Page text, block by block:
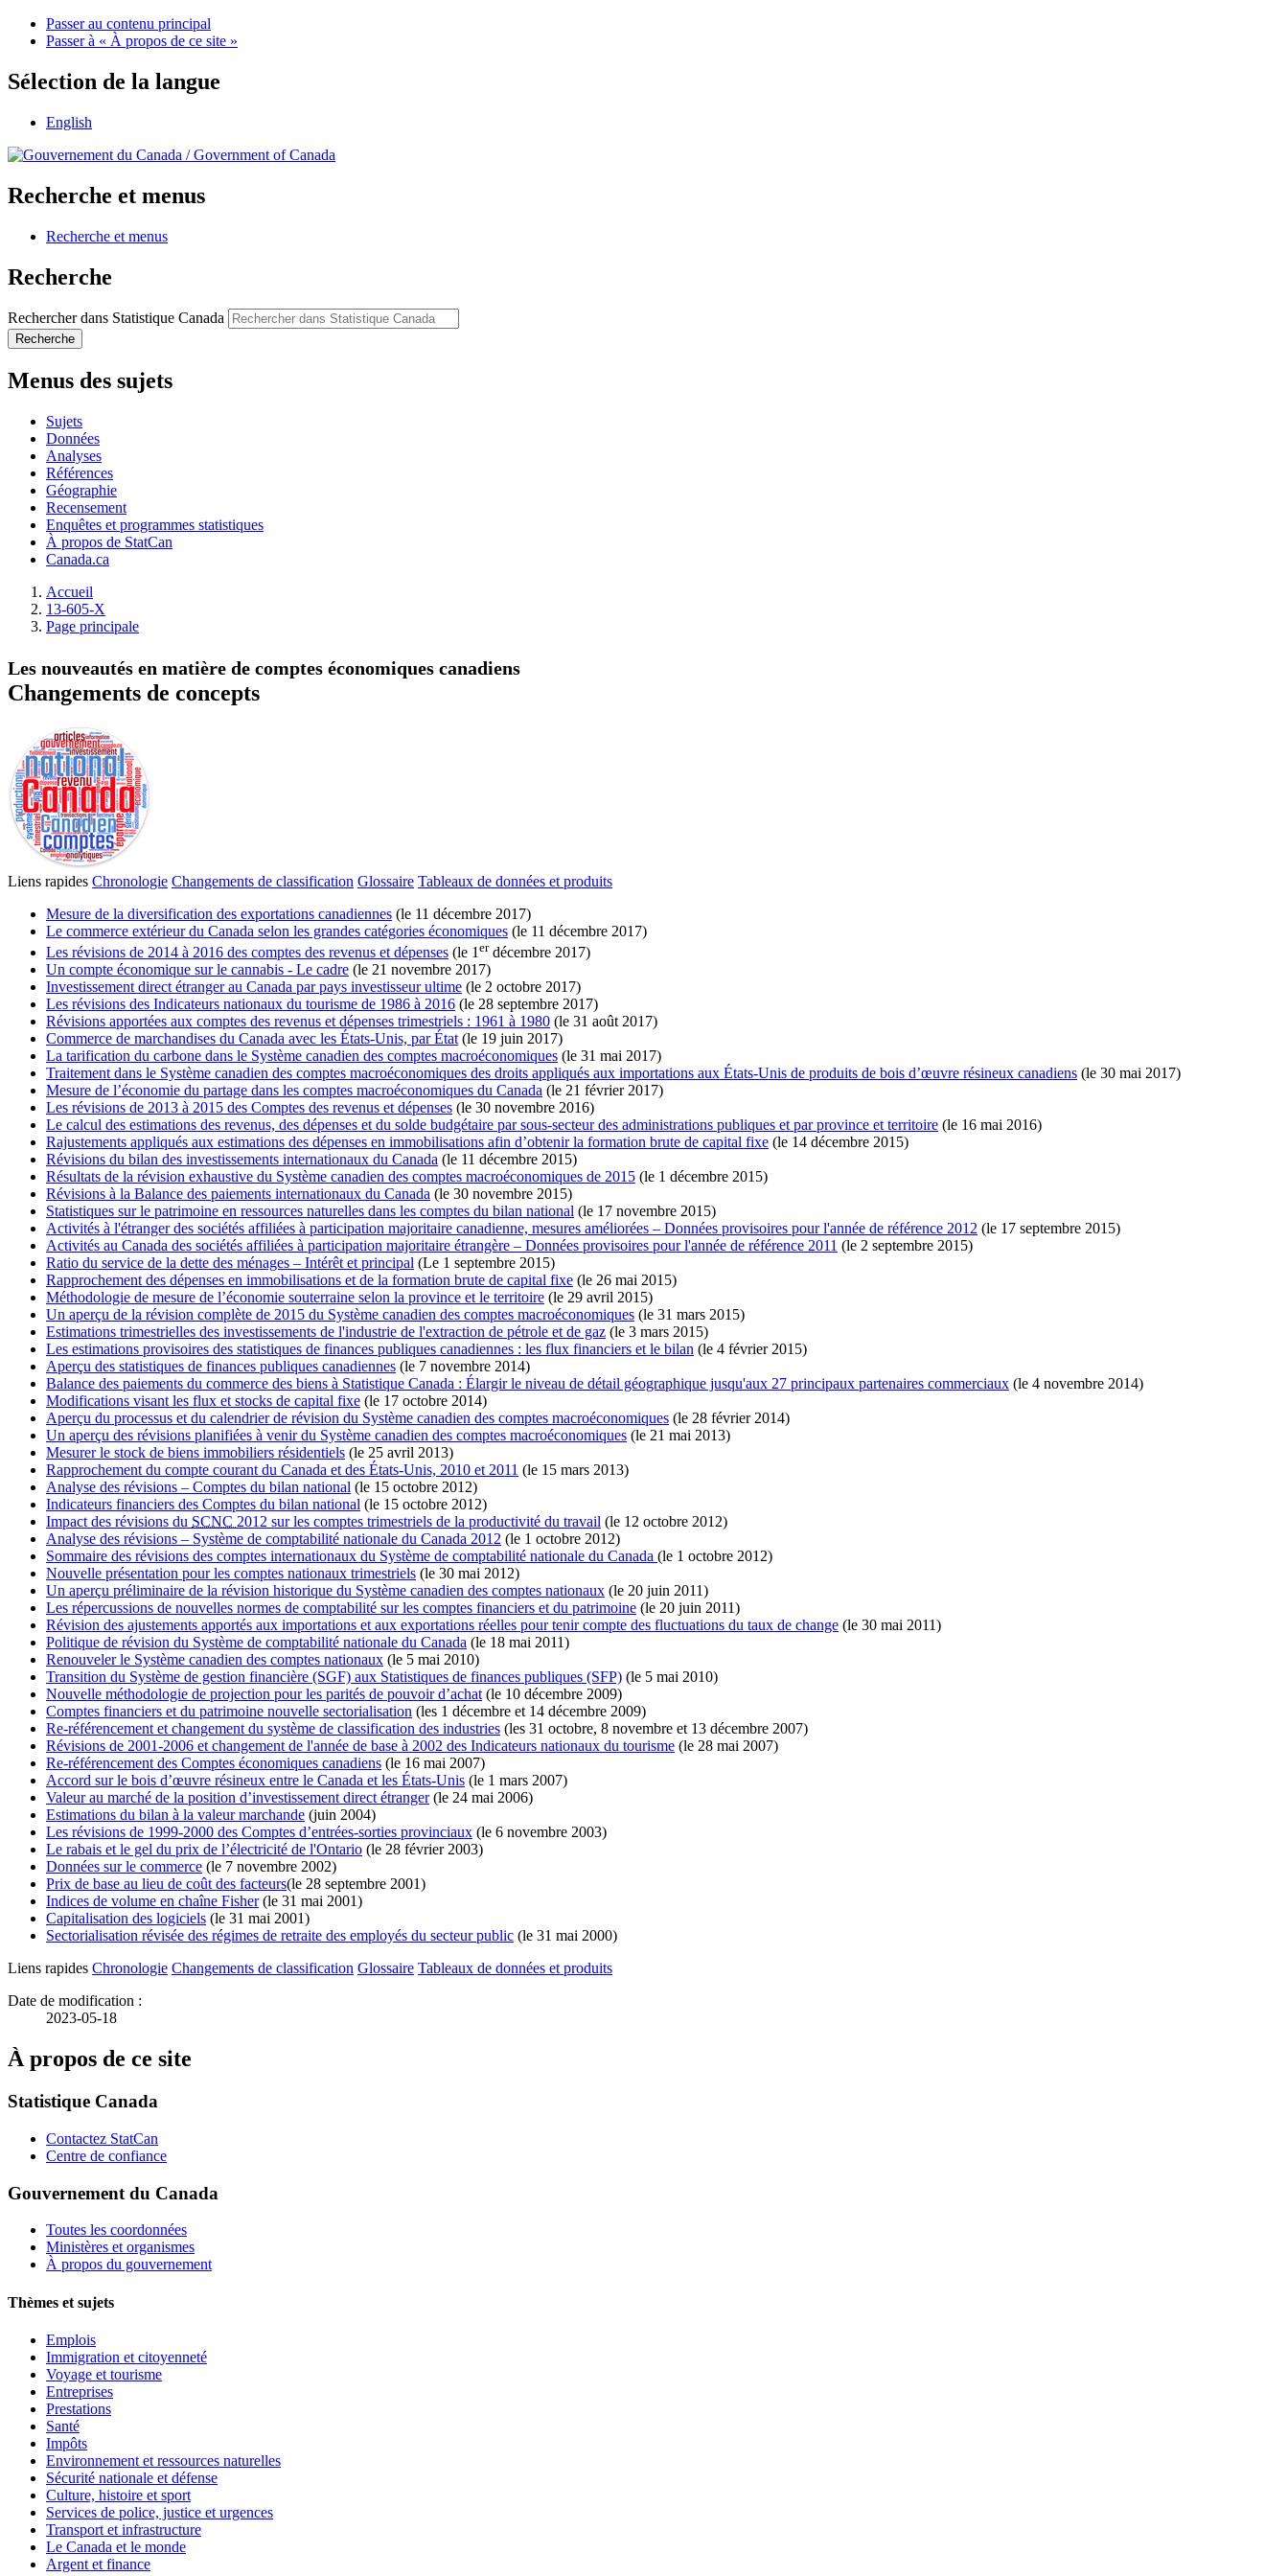
Passer au contenu principal
Passer à « À propos de ce site »
Sélection de la langue
English
/Government of Canada
Recherche et menus
Recherche et menus
Recherche
Rechercher dans Statistique Canada
Recherche
Menus des sujets
Sujets
Données
Analyses
Références
Géographie
Recensement
Enquêtes et programmes statistiques
À propos de StatCan
Canada.ca
Accueil
13-605-X
Page principale
Les nouveautés en matière de comptes économiques canadiens
Changements de concepts
Liens rapides Chronologie Changements de classification Glossaire Tableaux de données et produits
Mesure de la diversification des exportations canadiennes (le 11 décembre 2017)
Le commerce extérieur du Canada selon les grandes catégories économiques (le 11 décembre 2017)
Les révisions de 2014 à 2016 des comptes des revenus et dépenses (le 1 erdécembre 2017)
Un compte économique sur le cannabis - Le cadre (le 21 novembre 2017)
Investissement direct étranger au Canada par pays investisseur ultime (le 2 octobre 2017)
Les révisions des Indicateurs nationaux du tourisme de 1986 à 2016 (le 28 septembre 2017)
Révisions apportées aux comptes des revenus et dépenses trimestriels : 1961 à 1980 (le 31 août 2017)
Commerce de marchandises du Canada avec les États-Unis, par État (le 19 juin 2017)
La tarification du carbone dans le Système canadien des comptes macroéconomiques (le 31 mai 2017)
Traitement dans le Système canadien des comptes macroéconomiques des droits appliqués aux importations aux États-Unis de produits de bois d’œuvre résineux canadiens (le 30 mai 2017)
Mesure de l’économie du partage dans les comptes macroéconomiques du Canada (le 21 février 2017)
Les révisions de 2013 à 2015 des Comptes des revenus et dépenses (le 30 novembre 2016)
Le calcul des estimations des revenus, des dépenses et du solde budgétaire par sous-secteur des administrations publiques et par province et territoire (le 16 mai 2016)
Rajustements appliqués aux estimations des dépenses en immobilisations afin d’obtenir la formation brute de capital fixe (le 14 décembre 2015)
Révisions du bilan des investissements internationaux du Canada (le 11 décembre 2015)
Résultats de la révision exhaustive du Système canadien des comptes macroéconomiques de 2015 (le 1 décembre 2015)
Révisions à la Balance des paiements internationaux du Canada (le 30 novembre 2015)
Statistiques sur le patrimoine en ressources naturelles dans les comptes du bilan national (le 17 novembre 2015)
Activités à l'étranger des sociétés affiliées à participation majoritaire canadienne, mesures améliorées – Données provisoires pour l'année de référence 2012 (le 17 septembre 2015)
Activités au Canada des sociétés affiliées à participation majoritaire étrangère – Données provisoires pour l'année de référence 2011 (le 2 septembre 2015)
Ratio du service de la dette des ménages – Intérêt et principal (Le 1 septembre 2015)
Rapprochement des dépenses en immobilisations et de la formation brute de capital fixe (le 26 mai 2015)
Méthodologie de mesure de l’économie souterraine selon la province et le territoire (le 29 avril 2015)
Un aperçu de la révision complète de 2015 du Système canadien des comptes macroéconomiques (le 31 mars 2015)
Estimations trimestrielles des investissements de l'industrie de l'extraction de pétrole et de gaz (le 3 mars 2015)
Les estimations provisoires des statistiques de finances publiques canadiennes : les flux financiers et le bilan (le 4 février 2015)
Aperçu des statistiques de finances publiques canadiennes (le 7 novembre 2014)
Balance des paiements du commerce des biens à Statistique Canada : Élargir le niveau de détail géographique jusqu'aux 27 principaux partenaires commerciaux (le 4 novembre 2014)
Modifications visant les flux et stocks de capital fixe (le 17 octobre 2014)
Aperçu du processus et du calendrier de révision du Système canadien des comptes macroéconomiques (le 28 février 2014)
Un aperçu des révisions planifiées à venir du Système canadien des comptes macroéconomiques (le 21 mai 2013)
Mesurer le stock de biens immobiliers résidentiels (le 25 avril 2013)
Rapprochement du compte courant du Canada et des États-Unis, 2010 et 2011 (le 15 mars 2013)
Analyse des révisions – Comptes du bilan national (le 15 octobre 2012)
Indicateurs financiers des Comptes du bilan national (le 15 octobre 2012)
Impact des révisions du SCNC 2012 sur les comptes trimestriels de la productivité du travail (le 12 octobre 2012)
Analyse des révisions – Système de comptabilité nationale du Canada 2012 (le 1 octobre 2012)
Sommaire des révisions des comptes internationaux du Système de comptabilité nationale du Canada (le 1 octobre 2012)
Nouvelle présentation pour les comptes nationaux trimestriels (le 30 mai 2012)
Un aperçu préliminaire de la révision historique du Système canadien des comptes nationaux (le 20 juin 2011)
Les répercussions de nouvelles normes de comptabilité sur les comptes financiers et du patrimoine (le 20 juin 2011)
Révision des ajustements apportés aux importations et aux exportations réelles pour tenir compte des fluctuations du taux de change (le 30 mai 2011)
Politique de révision du Système de comptabilité nationale du Canada (le 18 mai 2011)
Renouveler le Système canadien des comptes nationaux (le 5 mai 2010)
Transition du Système de gestion financière (SGF) aux Statistiques de finances publiques (SFP) (le 5 mai 2010)
Nouvelle méthodologie de projection pour les parités de pouvoir d’achat (le 10 décembre 2009)
Comptes financiers et du patrimoine nouvelle sectorialisation (les 1 décembre et 14 décembre 2009)
Re-référencement et changement du système de classification des industries (les 31 octobre, 8 novembre et 13 décembre 2007)
Révisions de 2001-2006 et changement de l'année de base à 2002 des Indicateurs nationaux du tourisme (le 28 mai 2007)
Re-référencement des Comptes économiques canadiens (le 16 mai 2007)
Accord sur le bois d’œuvre résineux entre le Canada et les États-Unis (le 1 mars 2007)
Valeur au marché de la position d’investissement direct étranger(le 24 mai 2006)
Estimations du bilan à la valeur marchande (juin 2004)
Les révisions de 1999-2000 des Comptes d’entrées-sorties provinciaux (le 6 novembre 2003)
Le rabais et le gel du prix de l’électricité de l'Ontario (le 28 février 2003)
Données sur le commerce (le 7 novembre 2002)
Prix de base au lieu de coût des facteurs(le 28 septembre 2001)
Indices de volume en chaîne Fisher(le 31 mai 2001)
Capitalisation des logiciels (le 31 mai 2001)
Sectorialisation révisée des régimes de retraite des employés du secteur public (le 31 mai 2000)
Liens rapides Chronologie Changements de classification Glossaire Tableaux de données et produits
Date de modification :
2023-05-18
À propos de ce site
Statistique Canada
Contactez StatCan
Centre de confiance
Gouvernement du Canada
Toutes les coordonnées
Ministères et organismes
À propos du gouvernement
Thèmes et sujets
Emplois
Immigration et citoyenneté
Voyage et tourisme
Entreprises
Prestations
Santé
Impôts
Environnement et ressources naturelles
Sécurité nationale et défense
Culture, histoire et sport
Services de police, justice et urgences
Transport et infrastructure
Le Canada et le monde
Argent et finance